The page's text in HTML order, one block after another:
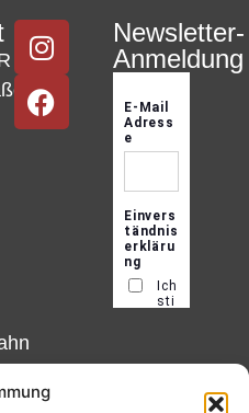
Newsletter-
Anmeldung